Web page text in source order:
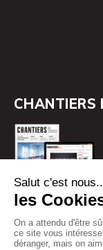
CHANTIERS